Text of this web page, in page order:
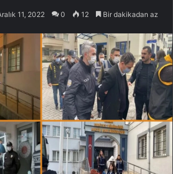
11, 2022 0 12 Bir dakikadan az